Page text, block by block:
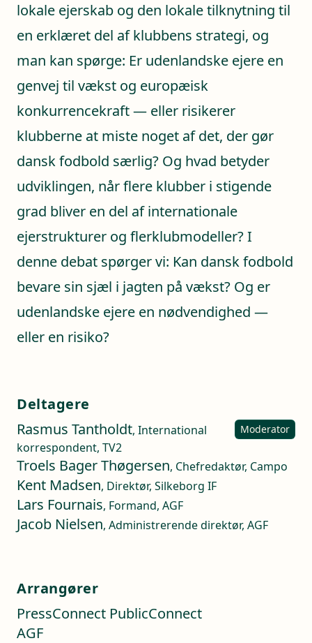
lokale ejerskab og den lokale tilknytning til
en erklæret del af klubbens strategi, og
man kan spørge: Er udenlandske ejere en
genvej til vækst og europæisk
konkurrencekraft — eller risikerer
klubberne at miste noget af det, der gør
dansk fodbold særlig? Og hvad betyder
udviklingen, når flere klubber i stigende
grad bliver en del af internationale
ejerstrukturer og flerklubmodeller? I
denne debat spørger vi: Kan dansk fodbold
bevare sin sjæl i jagten på vækst? Og er
udenlandske ejere en nødvendighed —
eller en risiko?
Deltagere
Rasmus Tantholdt, International
korrespondent, TV2
Moderator
Troels Bager Thøgersen, Chefredaktør, Campo
Kent Madsen, Direktør, Silkeborg IF
Lars Fournais, Formand, AGF
Jacob Nielsen, Administrerende direktør, AGF
Arrangører
PressConnect PublicConnect
AGF